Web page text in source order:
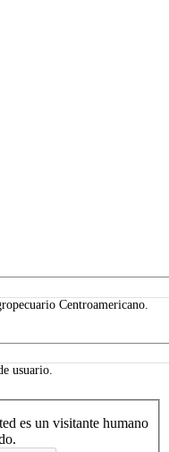
Centroamericano.
usuario.
es un visitante humano